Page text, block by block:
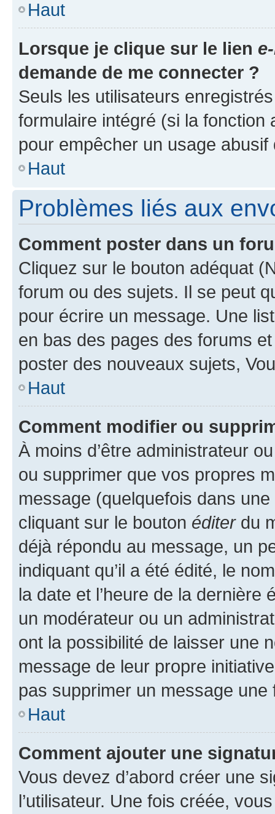
Haut
Lorsque je clique sur le lien
demande de me connecter ?
Seuls les utilisateurs
formulaire intégré (si la fonction
pour empêcher un usage
Haut
Problèmes liés aux
Comment poster dans un
Cliquez sur le bouton adéquat
forum ou des sujets. Il se peut
pour écrire un message. Une
en bas des pages des forums
poster des nouveaux sujets,
Haut
Comment modifier ou
À moins d’être administrateur
ou supprimer que vos propres
message (quelquefois dans
cliquant sur le bouton éditerdu
déjà répondu au message, un
indiquant qu’il a été édité, le
la date et l’heure de la dernière
un modérateur ou un
ont la possibilité de laisser une
message de leur propre
pas supprimer un message une
Haut
Comment ajouter une
Vous devez d’abord créer une
l’utilisateur. Une fois créée,